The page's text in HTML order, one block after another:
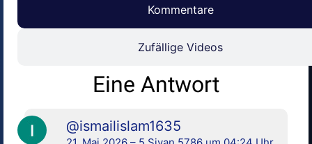
Kommentare
Zufällige Videos
Eine Antwort
@ismailislam1635